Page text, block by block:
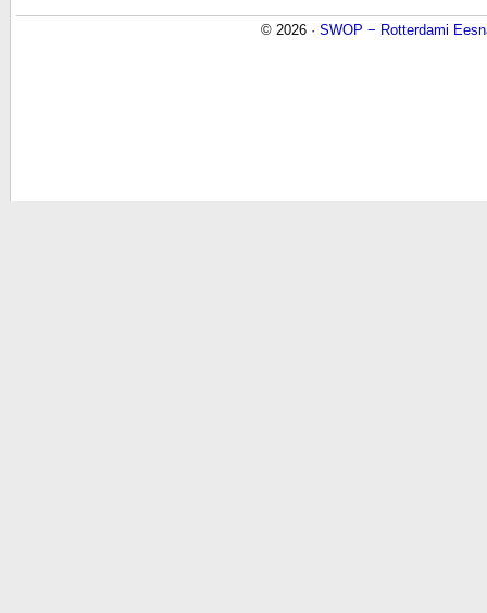
© 2026 · SWOP − Rotterdami